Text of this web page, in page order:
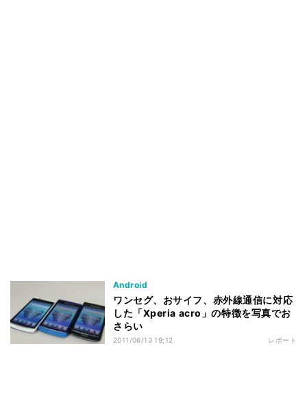
Android
ワンセグ、おサイフ、赤外線通信に対応
した「Xperia acro」の特徴を写真でお
さらい
2011/06/13 19:12 レポート